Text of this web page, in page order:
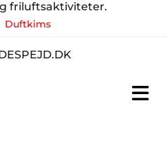
friluftsaktiviteter.
Duftkims